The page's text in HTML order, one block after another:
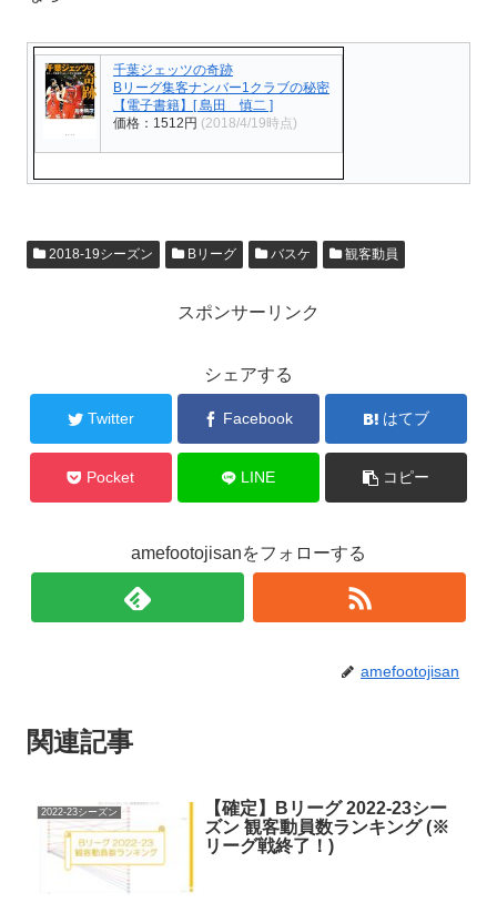
千葉ジェッツの奇跡
Bリーグ集客ナンバー1クラブの秘密
【電子書籍】[ 島田 慎二 ]
価格：1512円 (2018/4/19時点)
2018-19シーズン Bリーグ バスケ 観客動員
スポンサーリンク
シェアする
Twitter Facebook はてブ
Pocket LINE コピー
amefootojisanをフォローする
amefootojisan
関連記事
2022-23シーズン
【確定】Bリーグ 2022-23シー
ズン 観客動員数ランキング (※
リーグ戦終了！)